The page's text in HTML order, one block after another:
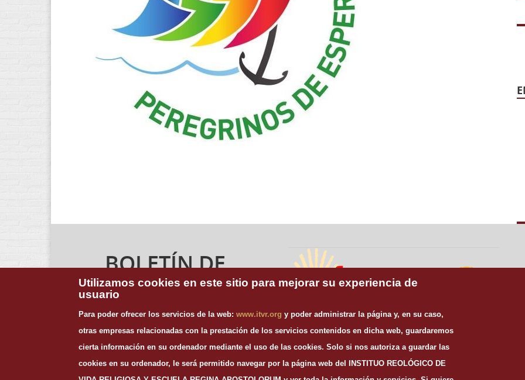
BOLETÍN DE
NOTICIAS
Para suscribirte a nuestro boletín de noticias,
introduce tu dirección de email:
Misioneros
Claretianos
Provincia de
Santiago
Publicaciones
Claretianas
Universidad Pontificia
de Salamanca
Utilizamos cookies en este sitio para mejorar su experiencia de
usuario
Para poder ofrecer los servicios de la web:www.itvr.org y poder administrar la página y, en su caso,
otras empresas relacionadas con la prestación de los servicios contenidos en dicha web, guardaremos
cierta información en su ordenador mediante el uso de las cookies. Solo si nos autoriza a guardar las
cookies en su ordenador, le será permitido navegar por la página web del INSTITUO REOLÓGICO DE